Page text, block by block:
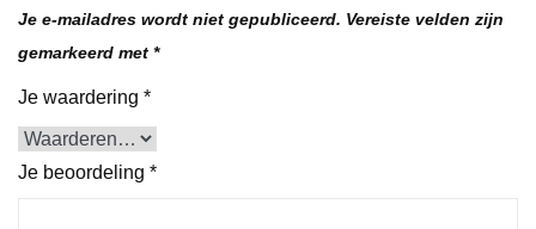
Je e-mailadres wordt niet gepubliceerd. Vereiste velden zijn
gemarkeerd met *
Je waardering *
Je beoordeling *